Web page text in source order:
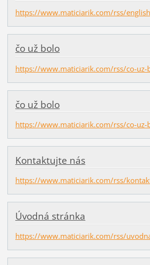
https://www.maticiarik.com/rss/
čo už bolo
https://www.maticiarik.com/rss/co-uz-
čo už bolo
https://www.maticiarik.com/rss/co-uz-
Kontaktujte nás
https://www.maticiarik.com/rss/
Úvodná stránka
https://www.maticiarik.com/rss/